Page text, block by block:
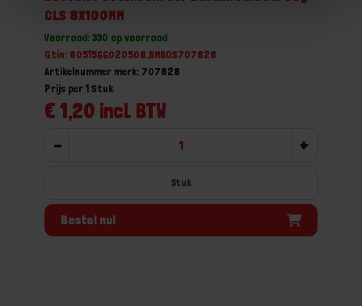
CLS 8X100MM
Voorraad: 330 op voorraad
Gtin: 8051566020508,BMBOS707828
Artikelnummer merk: 707828
€ 1,20 incl. BTW
Prijs per 1 Stuk
- +
Stuk
Bestel nu!